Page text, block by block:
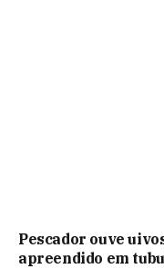
Pescador ouve
apreendido em